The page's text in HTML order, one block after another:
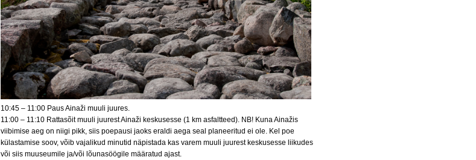
10:45 – 11:00 Paus Ainaži muuli juures.
11:00 – 11:10 Rattasõit muuli juurest Ainaži keskusesse (1 km asfaltteed). NB! Kuna Ainažis
viibimise aeg on niigi pikk, siis poepausi jaoks eraldi aega seal planeeritud ei ole. Kel poe
külastamise soov, võib vajalikud minutid näpistada kas varem muuli juurest keskusesse liikudes
või siis muuseumile ja/või lõunasöögile määratud ajast.